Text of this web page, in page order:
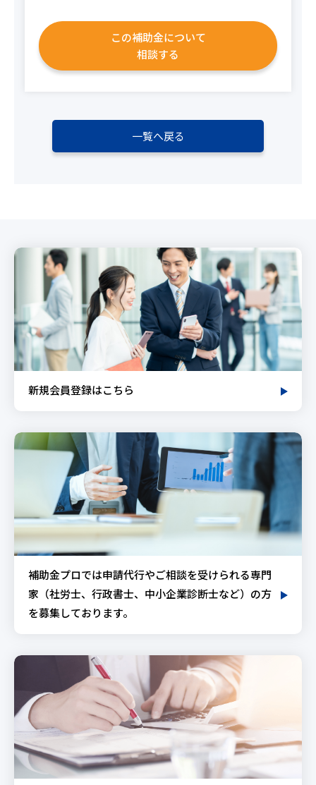
この補助金について
相談する
一覧へ戻る
新規会員登録はこちら
補助金プロでは申請代行やご相談を受けられる専門
家（社労士、行政書士、中小企業診断士など）の方
を募集しております。